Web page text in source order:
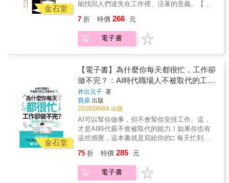
每遇到一個追求「成功」而把自己累垮的創業
瑪格麗塔了。但事實是，要成功不是靠做得
多，而是要靠做得對。在這本書中，克里斯．
達克交給了你打造長遠事業、並且真正享受其
中過程的一份藍圖。讀完它，實踐它，以後再
來謝我吧！ ——艾米．波特菲爾德（Amy
Porterfield），《紐約時報》暢銷書《網路創業
勝經》（Two Weeks Notice）作者創業者不缺
資訊，缺的是推展行動的一套系統。本書正是
這套系統。克里斯．達克切中要點，給你思維
方式、經營策略和執行計畫，來建立可永續、
具影響力的事業，而不至於心力俱疲。——
丹．馬特爾（Dan Martell），《華爾街日報》
Time）作者掌聲只占成功的約0.003%。在真實
世界裡，勝利並不是用耀眼的獎牌或仰慕的追
隨者來衡量。你最大的勝利是活得像作者一
門書，更是職場上想要登峰造極的必備讀物，
關於「成長」的禮物。工作的意義，藏在履行
職責的每一步過程中，本書以根本提問「我們
思考工作的意義。將「工作」這件事抽絲剝
繭，讓意義不僅僅停留在薪水、升遷、成就等
表層回報，體悟出人生中最重要、且最不會失
金石堂
能找回人們迷失在工作裡、活著的意義。【本
萬分」的長銷書。◎重新定義「工作的報
酬」，挑戰「薪資至上」的價值觀。◎獻給現
代人的職場哲學，拯救每一位對現況感到精疲
感？年輕時描繪的藍圖，常在進入社會後碰撞
得支離破碎。面對被迫選擇的崗位、不順人意
的進展，我們很容易陷入「為了生計而努力」
的泥沼，任由生命，在機械式的循環裡消磨殆
盡。這本書，便是想陪伴那些經歷挫折、感到
自己正逐漸「喪屍化」的人，提醒著我們，職
場中的每一次磨合、承擔的每一份責任，甚至
是令人感到有些痛苦的部分，都是在構築一份
關於「成長」的禮物。工作的意義，藏在履行
職責的每一步過程中，本書以根本提問「我們
思考工作的意義。將「工作」這件事抽絲剝
繭，讓意義不僅僅停留在薪水、升遷、成就等
7 折 特價 266 元
電子書
金石堂
【電子書】為什麼你每天都很忙，工作卻
做不完？：AI時代職場人不被取代的工作
基本功
井出元子 著
寶鼎 出版
2026/06/04 出版
AI可以幫你做事，但不會幫你安排工作。這，
才是AI時代最不會被取代的能力！如果你也有
這些感覺，這本書就是寫給你的□ 每天忙到沒
作，總是被臨時任務打亂□ 待辦事項越來越
多，卻不知道該先做哪一件□ 常常忙了一整
天，卻沒有完成真正重要的事情□ AI愈來愈
75 折 特價 285 元
電子書